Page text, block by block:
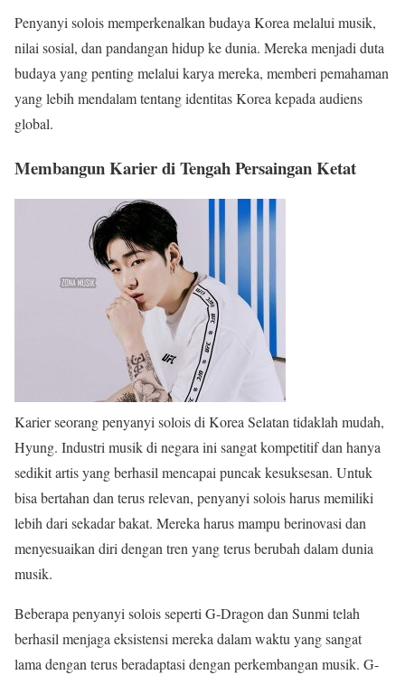
Penyanyi solois memperkenalkan budaya Korea melalui musik,
nilai sosial, dan pandangan hidup ke dunia. Mereka menjadi duta
budaya yang penting melalui karya mereka, memberi pemahaman
yang lebih mendalam tentang identitas Korea kepada audiens
global.
Membangun Karier di Tengah Persaingan Ketat
Karier seorang penyanyi solois di Korea Selatan tidaklah mudah,
Hyung. Industri musik di negara ini sangat kompetitif dan hanya
sedikit artis yang berhasil mencapai puncak kesuksesan. Untuk
bisa bertahan dan terus relevan, penyanyi solois harus memiliki
lebih dari sekadar bakat. Mereka harus mampu berinovasi dan
menyesuaikan diri dengan tren yang terus berubah dalam dunia
musik.
Beberapa penyanyi solois seperti G-Dragon dan Sunmi telah
berhasil menjaga eksistensi mereka dalam waktu yang sangat
lama dengan terus beradaptasi dengan perkembangan musik. G-